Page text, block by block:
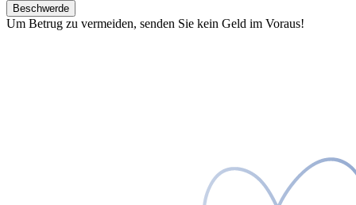
Beschwerde
Um Betrug zu vermeiden, senden Sie kein Geld im Voraus!